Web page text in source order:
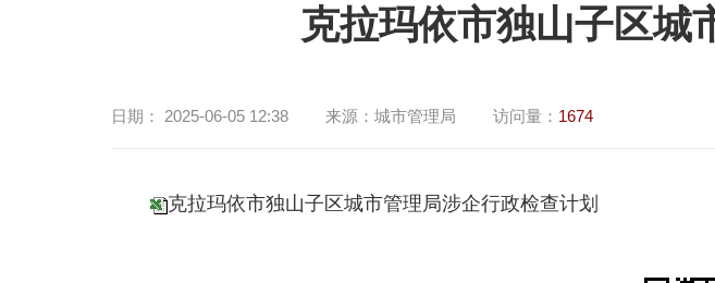
克拉玛依市独山子区城
日期： 2025-06-05 12:38 来源： 城市管理局 访问量： 1674
克拉玛依市独山子区城市管理局涉企行政检查计划